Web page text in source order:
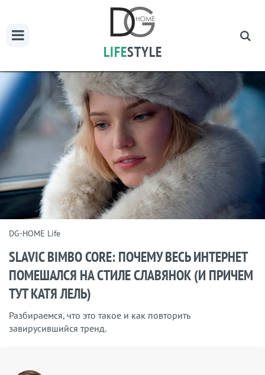
LIFESTYLE
DG-HOME Life
SLAVIC BIMBO CORE: ПОЧЕМУ ВЕСЬ ИНТЕРНЕТ
ПОМЕШАЛСЯ НА СТИЛЕ СЛАВЯНОК (И ПРИЧЕМ
ТУТ КАТЯ ЛЕЛЬ)
Разбираемся, что это такое и как повторить
завирусившийся тренд.